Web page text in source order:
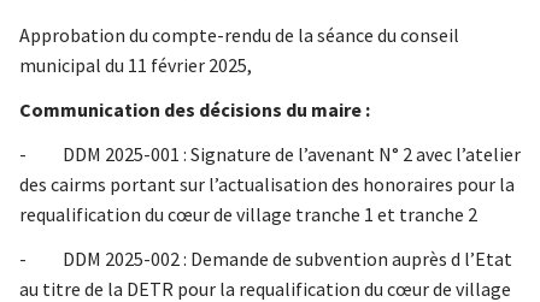
Approbation du compte-rendu de la séance du conseil
municipal du 11 février 2025,
Communication des décisions du maire :
- DDM 2025-001 : Signature de l’avenant N° 2 avec l’atelier
des cairms portant sur l’actualisation des honoraires pour la
requalification du cœur de village tranche 1 et tranche 2
- DDM 2025-002 : Demande de subvention auprès d l’Etat
au titre de la DETR pour la requalification du cœur de village